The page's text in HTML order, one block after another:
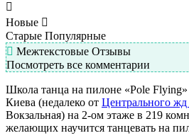
Новые
Старые Популярные
Межтекстовые Отзывы
Посмотреть все комментарии
Школа танца на пилоне «Pole Flying»
Киева (недалеко от Центрального жд
Вокзальная) на 2-ом этаже в 219
желающих научится танцевать на